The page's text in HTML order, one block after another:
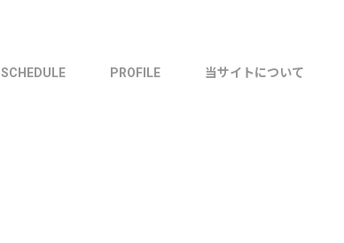
SCHEDULE PROFILE 当サイトについて